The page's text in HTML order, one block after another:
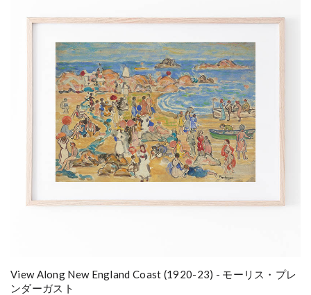
View Along New England Coast (1920-23) - モーリス・プレ
ンダーガスト